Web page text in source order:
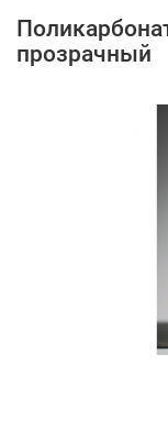
прозрачный